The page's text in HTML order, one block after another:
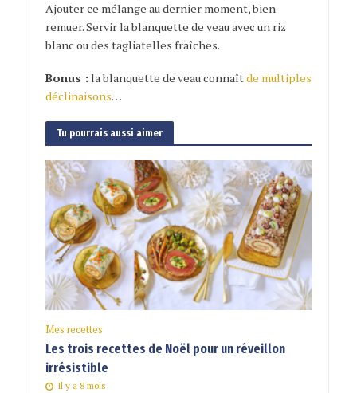
Ajouter ce mélange au dernier moment, bien
remuer. Servir la blanquette de veau avec un riz
blanc ou des tagliatelles fraîches.
Bonus : la blanquette de veau connaîtde multiples
déclinaisons…
Tu pourrais aussi aimer
Mes recettes
Les trois recettes de Noël pour un réveillon
irrésistible
Il y a 8 mois